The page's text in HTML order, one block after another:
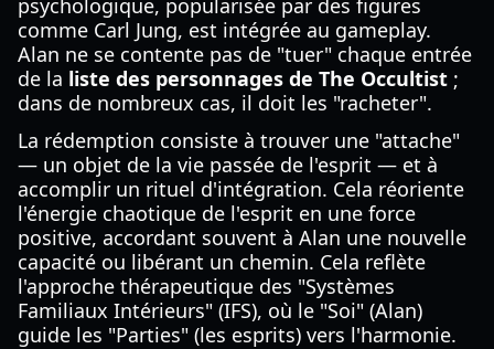
psychologique, popularisée par des figures
comme Carl Jung, est intégrée au gameplay.
Alan ne se contente pas de "tuer" chaque entrée
de la liste des personnages de The Occultist ;
dans de nombreux cas, il doit les "racheter".
La rédemption consiste à trouver une "attache"
— un objet de la vie passée de l'esprit — et à
accomplir un rituel d'intégration. Cela réoriente
l'énergie chaotique de l'esprit en une force
positive, accordant souvent à Alan une nouvelle
capacité ou libérant un chemin. Cela reflète
l'approche thérapeutique des "Systèmes
Familiaux Intérieurs" (IFS), où le "Soi" (Alan)
guide les "Parties" (les esprits) vers l'harmonie.